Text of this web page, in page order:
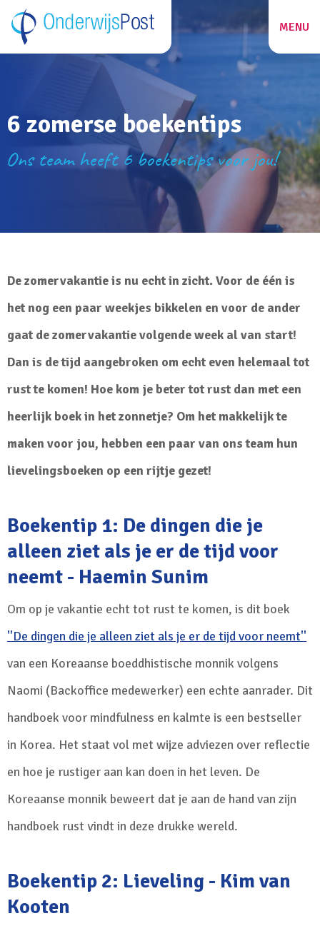
ZOEKEN
MENU
6 zomerse boekentips
Ons team heeft 6 boekentips voor jou!
De zomervakantie is nu echt in zicht. Voor de één is
het nog een paar weekjes bikkelen en voor de ander
gaat de zomervakantie volgende week al van start!
Dan is de tijd aangebroken om echt even helemaal tot
rust te komen! Hoe kom je beter tot rust dan met een
heerlijk boek in het zonnetje? Om het makkelijk te
maken voor jou, hebben een paar van ons team hun
lievelingsboeken op een rijtje gezet!
Boekentip 1: De dingen die je
alleen ziet als je er de tijd voor
neemt - Haemin Sunim
Om op je vakantie echt tot rust te komen, is dit boek
''De dingen die je alleen ziet als je er de tijd voor neemt''
van een Koreaanse boeddhistische monnik volgens
Naomi (Backoffice medewerker) een echte aanrader. Dit
handboek voor mindfulness en kalmte is een bestseller
in Korea. Het staat vol met wijze adviezen over reflectie
en hoe je rustiger aan kan doen in het leven. De
Koreaanse monnik beweert dat je aan de hand van zijn
handboek rust vindt in deze drukke wereld.
Boekentip 2: Lieveling - Kim van
Kooten